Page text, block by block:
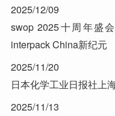
2025/12/09
swop 2025十周年盛
interpack China新纪元
2025/11/20
日本化学工业日报社上
2025/11/13